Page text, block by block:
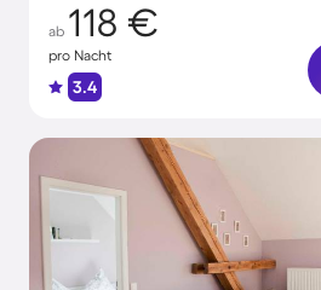
ab 118 €
pro Nacht
3.4